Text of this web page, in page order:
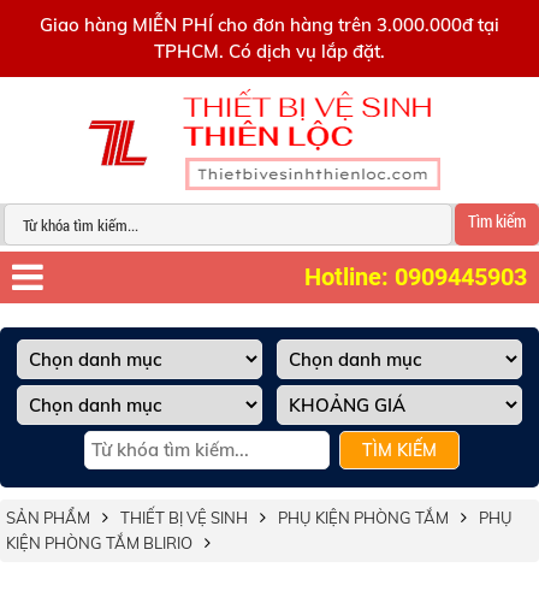
Giao hàng MIỄN PHÍ cho đơn hàng trên 3.000.000đ tại
TPHCM. Có dịch vụ lắp đặt.
Tìm kiếm
Hotline: 0909445903
TÌM KIẾM
SẢN PHẨM THIẾT BỊ VỆ SINH PHỤ KIỆN PHÒNG TẮM
PHỤ
KIỆN PHÒNG TẮM BLIRIO
0909445903